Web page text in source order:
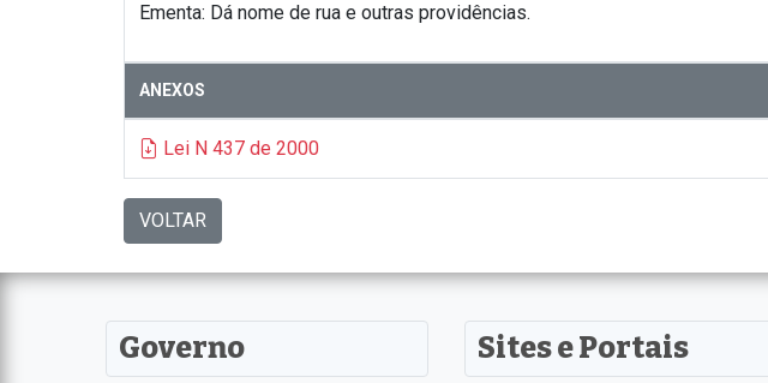
Ementa: Dá nome de rua e outras providências.
ANEXOS
Lei N 437 de 2000
VOLTAR
Governo Sites e Portais